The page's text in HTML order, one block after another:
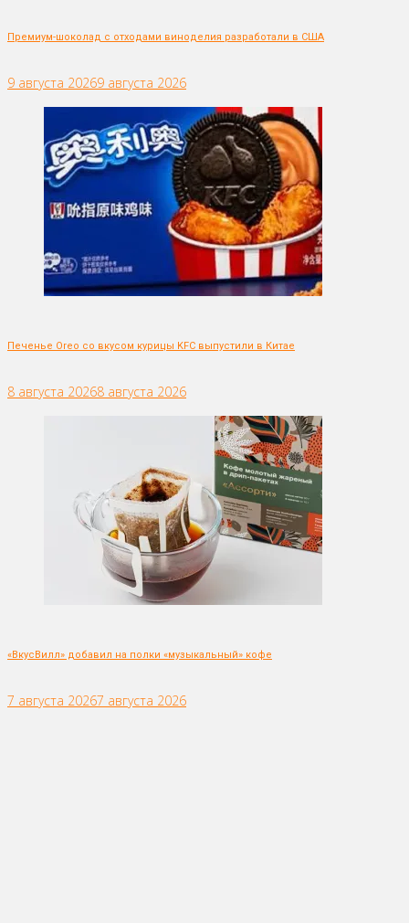
Премиум-шоколад с отходами виноделия разработали в США
9 августа 20269 августа 2026
Печенье Oreo со вкусом курицы KFC выпустили в Китае
8 августа 20268 августа 2026
«ВкусВилл» добавил на полки «музыкальный» кофе
7 августа 20267 августа 2026